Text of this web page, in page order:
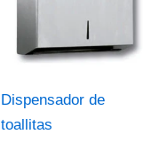
Dispensador de
toallitas